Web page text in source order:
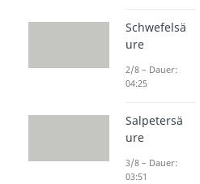
Nach
Studyflix zu
zur
Schwefelsä
ure
2/8 – Dauer:
04:25
Salpetersä
ure
3/8 – Dauer:
03:51